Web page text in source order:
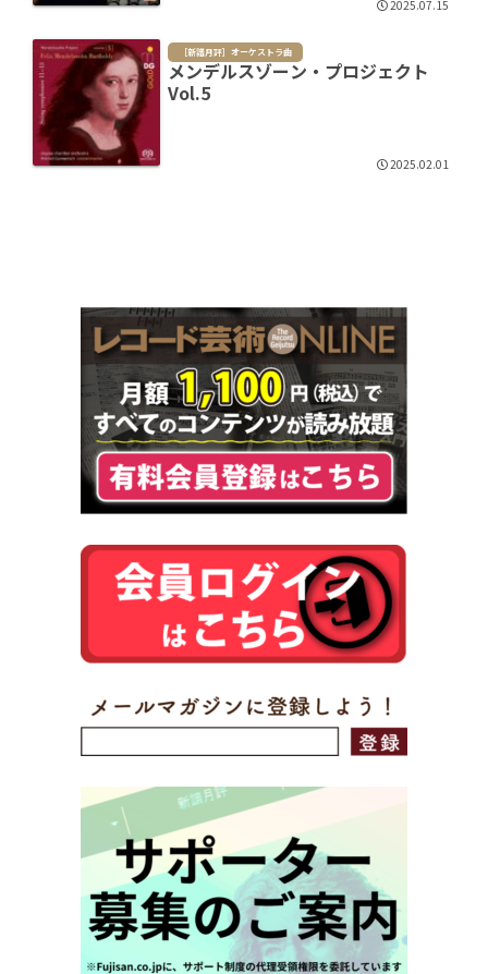
2025.07.15
［新譜月評］オーケストラ曲
メンデルスゾーン・プロジェクト
Vol.5
2025.02.01